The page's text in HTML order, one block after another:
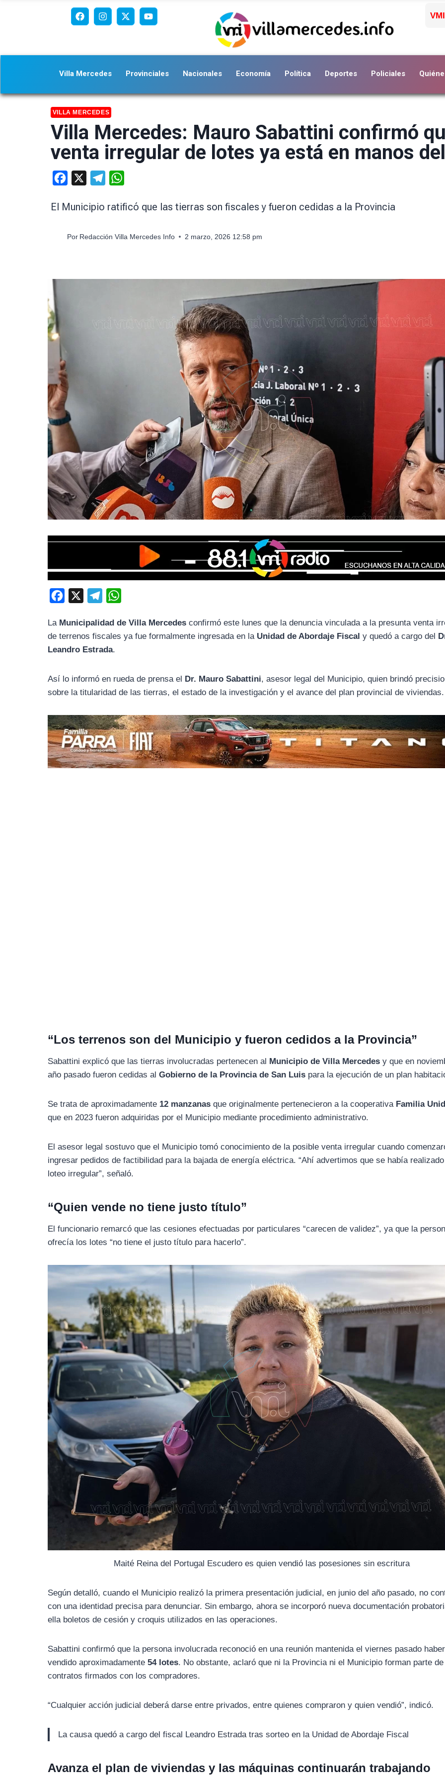
Villa Mercedes Provinciales Nacionales Economía Política Deportes Policiales
VILLA MERCEDES
Villa Mercedes: Mauro Sabattini confirmó
venta irregular de lotes ya está en manos
Facebook Telegram
El Municipio ratificó que las tierras son fiscales y fueron cedidas a la Provincia
Por Redacción Villa Mercedes Info 2 marzo, 2026 12:58 pm
c
e
b
l
e
g
a
La Municipalidad de Villa Mercedes confirmó este lunes que la denuncia vinculada a la presunta venta
de terrenos fiscales ya fue formalmente ingresada en la Unidad de Abordaje Fiscal y quedó a cargo del
Leandro Estrada.
Así lo informó en rueda de prensa el Dr. Mauro Sabattini, asesor legal del Municipio, quien brindó
sobre la titularidad de las tierras, el estado de la investigación y el avance del plan provincial de viviendas.
“Los terrenos son del Municipio y fueron cedidos a la Provincia”
Sabattini explicó que las tierras involucradas pertenecen al Municipio de Villa Mercedes y que en
año pasado fueron cedidas alGobierno de la Provincia de San Luis para la ejecución de un plan
Se trata de aproximadamente 12 manzanas que originalmente pertenecieron a la cooperativa Familia
que en 2023 fueron adquiridas por el Municipio mediante procedimiento administrativo.
El asesor legal sostuvo que el Municipio tomó conocimiento de la posible venta irregular cuando
ingresar pedidos de factibilidad para la bajada de energía eléctrica. “Ahí advertimos que se había
loteo irregular”, señaló.
“Quien vende no tiene justo título”
El funcionario remarcó que las cesiones efectuadas por particulares “carecen de validez”, ya que la
ofrecía los lotes “no tiene el justo título para hacerlo”.
Maité Reina del Portugal Escudero es quien vendió las posesiones sin escritura
Según detalló, cuando el Municipio realizó la primera presentación judicial, en junio del año pasado, no
con una identidad precisa para denunciar. Sin embargo, ahora se incorporó nueva documentación
ella boletos de cesión y croquis utilizados en las operaciones.
Sabattini confirmó que la persona involucrada reconoció en una reunión mantenida el viernes pasado haber
vendido aproximadamente54 lotes. No obstante, aclaró que ni la Provincia ni el Municipio forman parte
contratos firmados con los compradores.
“Cualquier acción judicial deberá darse entre privados, entre quienes compraron y quien vendió”, indicó.
La causa quedó a cargo del fiscal Leandro Estrada tras sorteo en la Unidad de Abordaje Fiscal
Avanza el plan de viviendas y las máquinas continuarán trabajando